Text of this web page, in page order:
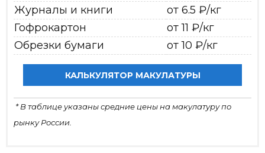
Журналы и книги
от 6.5 ₽/кг
Гофрокартон
от 11 ₽/кг
Обрезки бумаги
от 10 ₽/кг
КАЛЬКУЛЯТОР МАКУЛАТУРЫ
* В таблице указаны средние цены на макулатуру по
рынку России.